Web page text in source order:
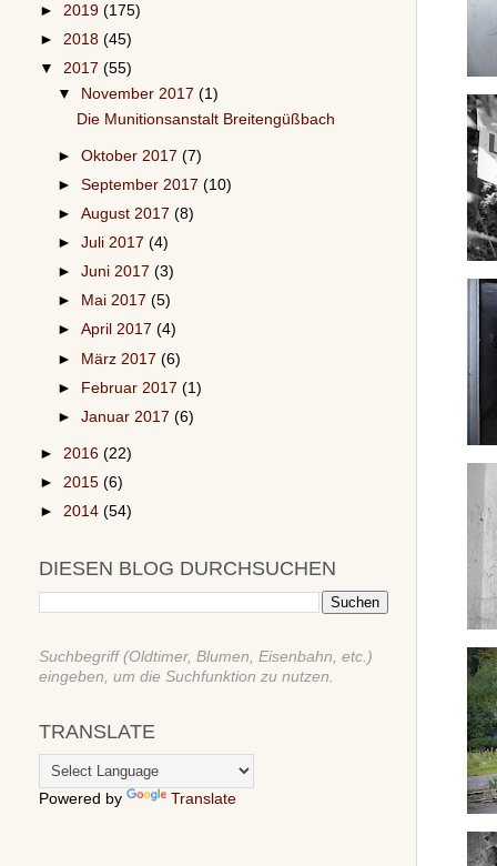
► 2019 (175)
► 2018 (45)
▼ 2017 (55)
▼
November 2017(1)
Die Munitionsanstalt Breitengüßbach
►Oktober 2017(7)
►September 2017(10)
►August 2017(8)
►Juli 2017(4)
►Juni 2017(3)
►
Mai 2017(5)
►April 2017(4)
► März 2017(6)
► Februar 2017(1)
►Januar 2017(6)
► 2016 (22)
► 2015 (6)
► 2014 (54)
DIESEN BLOG DURCHSUCHEN
Suchbegriff (Oldtimer, Blumen, Eisenbahn, etc.)
eingeben, um die Suchfunktion zu nutzen.
TRANSLATE
Powered by Translate